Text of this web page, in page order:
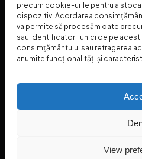
precum cookie-urile pentru a
dispozitiv. Acordarea
va permite să procesăm date
sau identificatorii unici de pe
consimțământului sau retragerea
anumite funcționalități și
View
HIT FM Abrud
HIT FM Horezu
HIT FM Nehoiu
© 2026 Radio Hit FM — SC HITFM